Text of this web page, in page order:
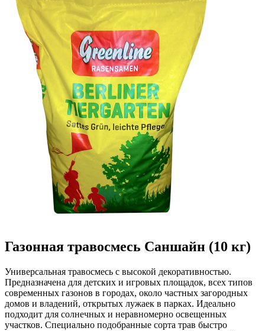
Газонная травосмесь Саншайн (10 кг)
Универсальная травосмесь с высокой декоративностью.
Предназначена для детских и игровых площадок, всех типов
современных газонов в городах, около частных загородных
домов и владений, открытых лужаек в парках. Идеально
подходит для солнечных и неравномерно освещенных
участков. Специально подобранные сорта трав быстро